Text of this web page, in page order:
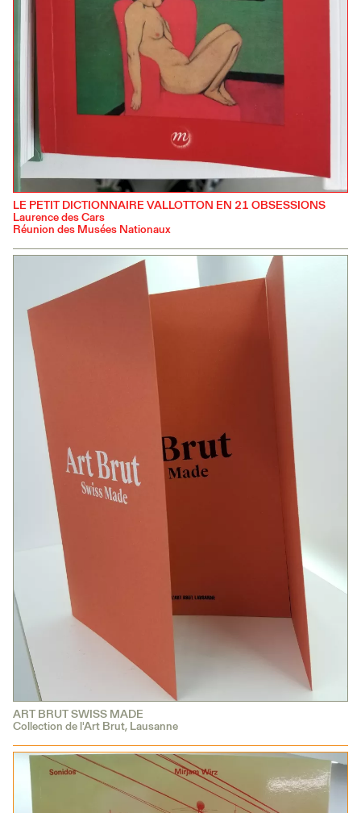
LE PETIT DICTIONNAIRE VALLOTTON EN 21 OBSESSIONS
Laurence des Cars
Réunion des Musées Nationaux
ART BRUT SWISS MADE
Collection de l'Art Brut, Lausanne